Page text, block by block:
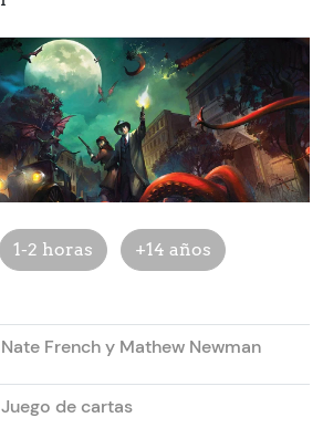
1-2 horas +14 años
Nate French y Mathew Newman
Juego de cartas